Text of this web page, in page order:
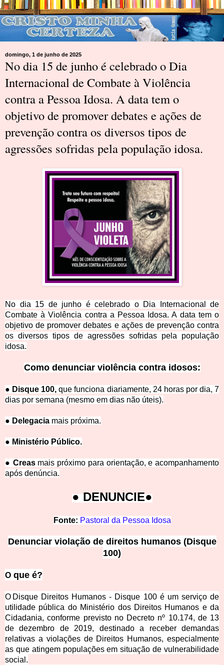
domingo, 1 de junho de 2025
No dia 15 de junho é celebrado o Dia
Internacional de Combate à Violência
contra a Pessoa Idosa. A data tem o
objetivo de promover debates e ações de
prevenção contra os diversos tipos de
agressões sofridas pela população idosa.
No dia 15 de junho é celebrado o Dia Internacional de
Combate à Violência contra a Pessoa Idosa. A data tem o
objetivo de promover debates e ações de prevenção contra
os diversos tipos de agressões sofridas pela população
idosa.
Como denunciar violência contra idosos:
● Disque 100, que funciona diariamente, 24 horas por dia, 7
dias por semana (mesmo em dias não úteis).
● Delegacia mais próxima.
● Ministério Pú blico.
● Creasmais próximo para orientação, e acompanhamento
após denúncia.
● DENUNCIE●
Fonte: Pastoral da Pessoa Idosa
Denunciar violação de direitos humanos (Disque
100)
O que é?
O Disque Direitos Humanos - Disque 100 é um serviço de
utilidade pública do Ministério dos Direitos Humanos e da
Cidadania, conforme previsto no Decreto nº 10.174, de 13
de dezembro de 2019, destinado a receber demandas
relativas a violações de Direitos Humanos, especialmente
as que atingem populações em situação de vulnerabilidade
social.